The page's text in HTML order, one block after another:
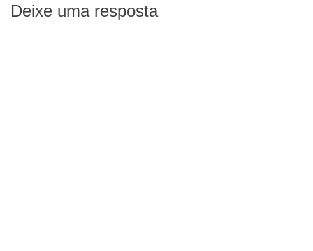
Deixe uma resposta